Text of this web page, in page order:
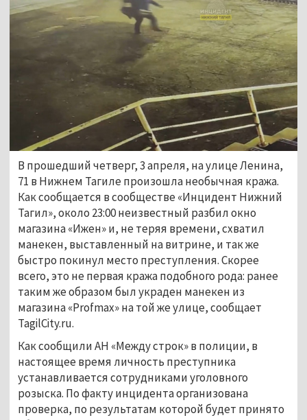
В прошедший четверг, 3 апреля, на улице Ленина,
71 в Нижнем Тагиле произошла необычная кража.
Как сообщается в сообществе «Инцидент Нижний
Тагил», около 23:00 неизвестный разбил окно
магазина «Ижен» и, не теряя времени, схватил
манекен, выставленный на витрине, и так же
быстро покинул место преступления. Скорее
всего, это не первая кража подобного рода: ранее
таким же образом был украден манекен из
магазина «Profmax» на той же улице, сообщает
TagilCity.ru.
Как сообщили АН «Между строк» в полиции, в
настоящее время личность преступника
устанавливается сотрудниками уголовного
розыска. По факту инцидента организована
проверка, по результатам которой будет принято